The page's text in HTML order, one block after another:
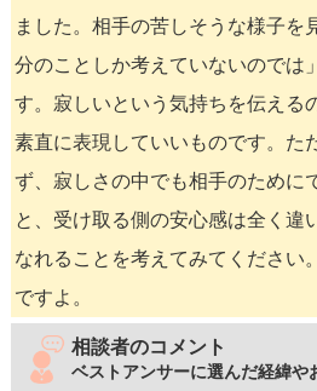
ました。相手の苦しそうな様子を
分のことしか考えていないのでは
す。寂しいという気持ちを伝える
素直に表現していいものです。た
ず、寂しさの中でも相手のために
と、受け取る側の安心感は全く違
なれることを考えてみてください
ですよ。
相談者のコメント
ベストアンサーに選んだ経緯や